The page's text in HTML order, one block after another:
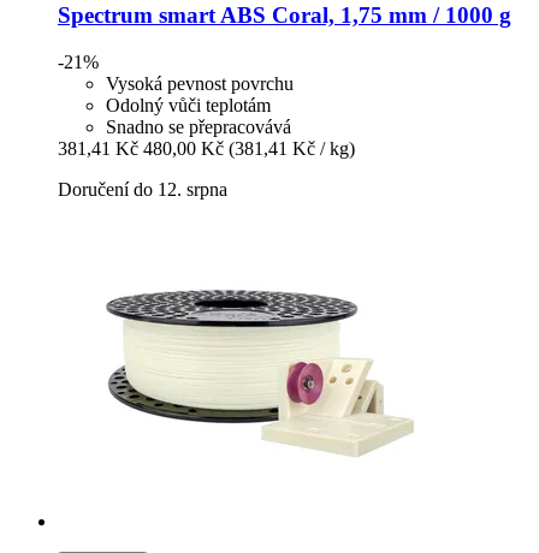
Spectrum smart ABS Coral, 1,75 mm / 1000 g
-21%
Vysoká pevnost povrchu
Odolný vůči teplotám
Snadno se přepracovává
381,41 Kč 480,00 Kč (381,41 Kč / kg)
Doručení do 12. srpna